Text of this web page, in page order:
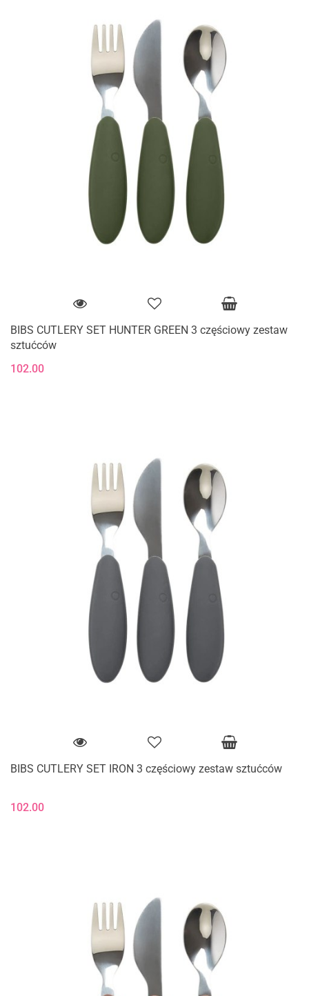
BIBS CUTLERY SET HUNTER GREEN 3 częściowy zestaw
sztućców
102.00
BIBS CUTLERY SET IRON 3 częściowy zestaw sztućców
102.00